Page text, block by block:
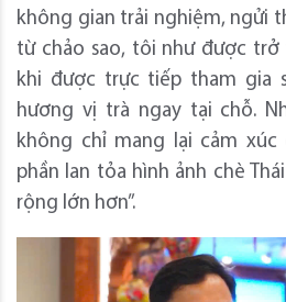
không gian trải nghiệm, ngửi
từ chảo sao, tôi như được
khi được trực tiếp tham gia
hương vị trà ngay tại chỗ.
không chỉ mang lại cảm
phần lan tỏa hình ảnh chè
rộng lớn hơn”.